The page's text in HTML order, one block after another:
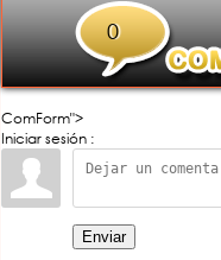
0
ComForm">
Iniciar sesión :
Enviar